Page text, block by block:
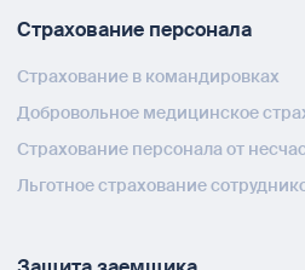
Страхование персонала
Страхование в командировках
Добровольное медицинское
Страхование персонала от
Льготное страхование